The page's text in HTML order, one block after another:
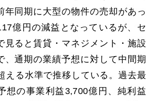
年同期に大型の物件の売却があっ
億円の減益となっているが、セ
見ると賃貸・マネジメント・施設
、通期の業績予想に対して中間期
える水準で推移している。過去最
想の事業利益3,700億円、純利益